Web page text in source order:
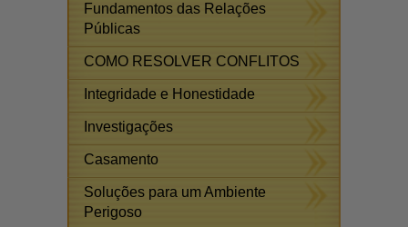
Fundamentos das Relações
Públicas
COMO RESOLVER CONFLITOS
Integridade e Honestidade
Investigações
Casamento
Soluções para um Ambiente
Perigoso